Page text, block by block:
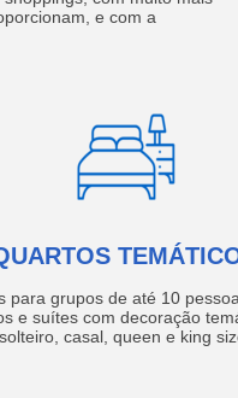
e com a
para grupos de até 10
e suítes com decoração
solteiro, casal, queen e king